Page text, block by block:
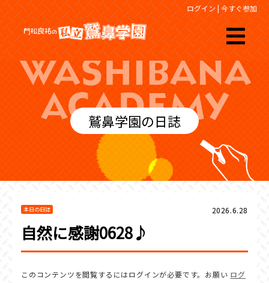
ログイン | 今すぐ参加
鷲鼻学園の日誌
本日の日誌 2026.6.28
自然に感謝0628♪
このコンテンツを閲覧するにはログインが必要です。お願い ログ